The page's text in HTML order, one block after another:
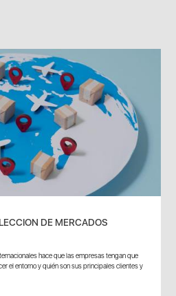
DE MERCADOS
hace que las empresas tengan que
el entorno y quién son sus principales clientes y